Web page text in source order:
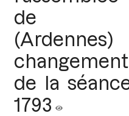
de
de la
1793